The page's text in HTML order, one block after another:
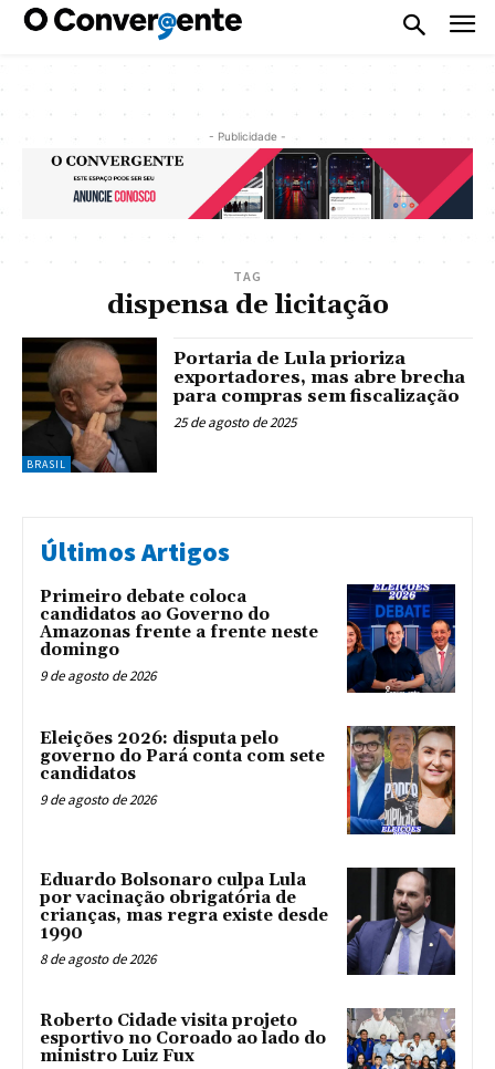
- Publicidade -
TAG
dispensa de licitação
BRASIL
Portaria de Lula prioriza
exportadores, mas abre brecha
para compras sem fiscalização
25 de agosto de 2025
Últimos Artigos
Primeiro debate coloca
candidatos ao Governo do
Amazonas frente a frente neste
domingo
9 de agosto de 2026
Eleições 2026: disputa pelo
governo do Pará conta com sete
candidatos
9 de agosto de 2026
Eduardo Bolsonaro culpa Lula
por vacinação obrigatória de
crianças, mas regra existe desde
1990
8 de agosto de 2026
Roberto Cidade visita projeto
esportivo no Coroado ao lado do
ministro Luiz Fux